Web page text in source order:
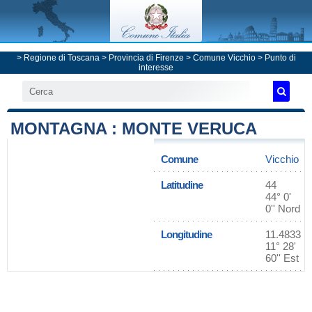
> Regione di Toscana> Provincia di Firenze > Comune Vicchio> Punto di
interesse
MONTAGNA : MONTE VERUCA
Comune Vicchio
Latitudine
44
44° 0'
0'' Nord
Longitudine
11.4833
11° 28'
60'' Est